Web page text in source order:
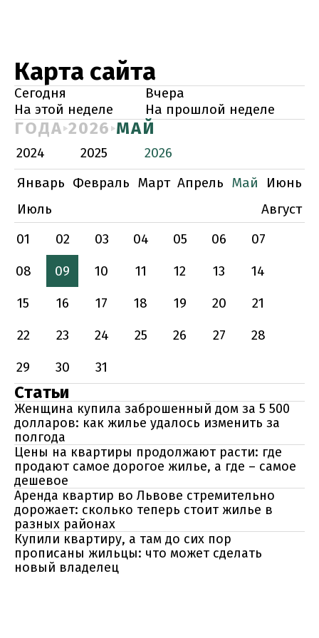
Карта сайта
Сегодня
Вчера
На этой неделе
На прошлой неделе
ГОДА 2026 МАЙ
2024 2025
2026
Январь Февраль Март Апрель Май
Июнь
Июль
Август
01
02 03 04 05 06
07
08
09 10 11 12 13
14
15
16 17 18 19 20
21
22
23 24 25 26 27
28
29
30 31
Статьи
Женщина купила заброшенный дом за 5 500
долларов: как жилье удалось изменить за
полгода
Цены на квартиры продолжают расти: где
продают самое дорогое жилье, а где – самое
дешевое
Аренда квартир во Львове стремительно
дорожает: сколько теперь стоит жилье в
разных районах
Купили квартиру, а там до сих пор
прописаны жильцы: что может сделать
новый владелец